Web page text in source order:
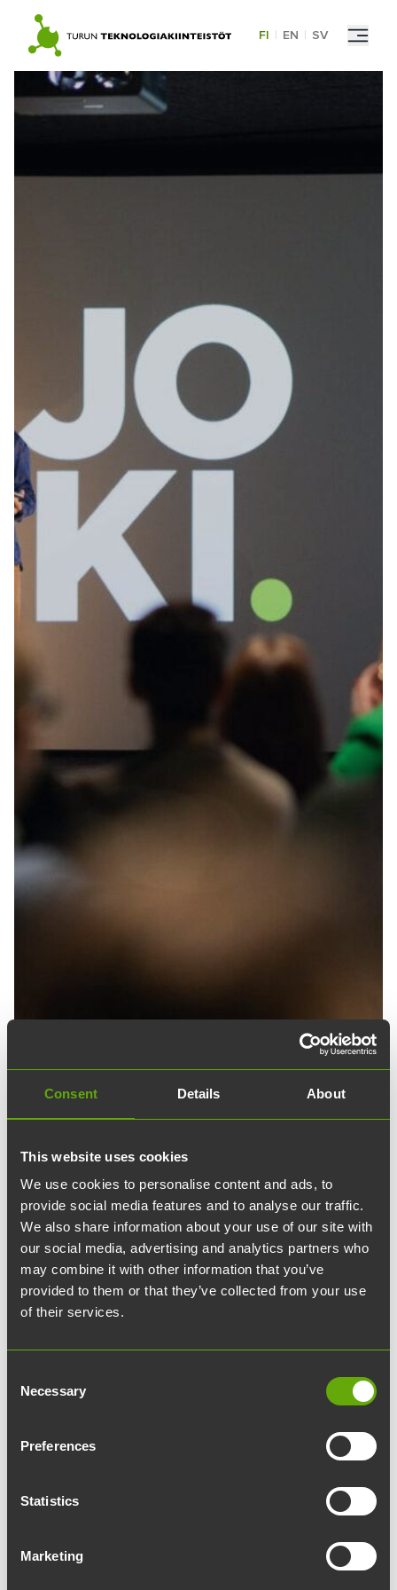
Consent Details About
This website uses cookies
We use cookies to personalise content and ads, to
provide social media features and to analyse our traffic.
We also share information about your use of our site with
our social media, advertising and analytics partners who
may combine it with other information that you’ve
provided to them or that they’ve collected from your use
of their services.
Selection
Necessary
Preferences
Statistics
Marketing
content
FI | EN | SV
calendar_todayTapahtuma 24.11.2025
Asiakasaamu Joessa 23.10
yrityksellesi neuvottelutiloja? Tervetuloa
uutuustarjoiluja ja tapaamaan palveluntarjoajia!
Tapahtuma on tarkoitettu vain tilojen varaajille.
Tutustumisaamuna saamme herkutella
uusilla tarjoiluilla sekä kuulemme